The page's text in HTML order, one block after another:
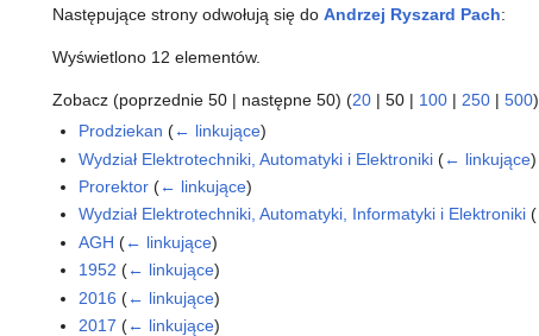
Następujące strony odwołują się do Andrzej Ryszard Pach:
Wyświetlono 12 elementów.
Zobacz (poprzednie 50 | następne 50) (20 | 50 | 100 | 250 | 500)
Prodziekan (← linkujące)
Wydział Elektrotechniki, Automatyki i Elektroniki (← linkujące)
Prorektor (← linkujące)
Wydział Elektrotechniki, Automatyki, Informatyki i Elektroniki (
AGH (← linkujące)
1952 (← linkujące)
2016 (← linkujące)
2017 (← linkujące)